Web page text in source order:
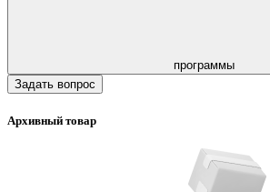
программы
Задать вопрос
Архивный товар